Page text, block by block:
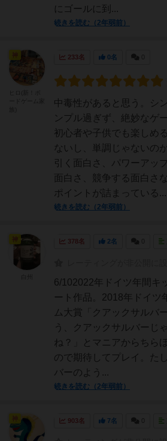
にゴールに到...
続きを読む（2年弱前）
233名 0名
中毒性があると思う。シ
ンプル過ぎず、絶妙なゲ
初心者や子供でも楽しめ
ないし、単調じゃないの
引く面白さ、パワーアッ
面白さ、競争する面白さ
ポイントが詰まっている...
続きを読む（2年弱前）
神
378名 2名
6/102022年ドイツ年間キ
ート作品。2018年ドイツ
ム大賞「クアックサルバ
う、クアックサルバーじ
ね？」とマニアからちら
ので期待してプレイ。た
バーのよう...
続きを読む（2年弱前）
神
903名 7名
神